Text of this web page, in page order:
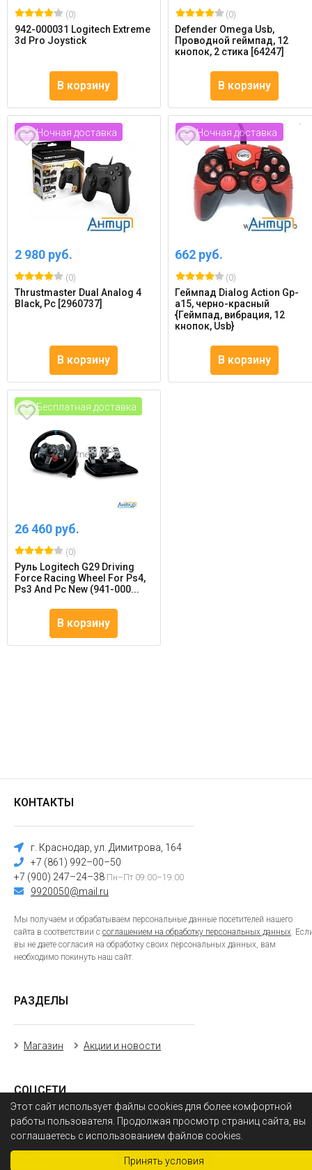
Принять условия
Этот сайт использует файлы cookies для более комфортной
работы пользователя. Продолжая просмотр страниц сайта, вы
соглашаетесь с использованием файлов cookies.
(0)
942-000031 Logitech Extreme
3d Pro Joystick
В корзину
(0)
Defender Omega Usb,
Проводной геймпад, 12
кнопок, 2 стика [64247]
В корзину
Ночная доставка
2 980 руб.
(0)
Thrustmaster Dual Analog 4
Black, Pc [2960737]
В корзину
Ночная доставка
662 руб.
(0)
Геймпад Dialog Action Gp-
a15, черно-красный
{Геймпад, вибрация, 12
кнопок, Usb}
В корзину
Бесплатная доставка
26 460 руб.
(0)
Руль Logitech G29 Driving
Force Racing Wheel For Ps4,
Ps3 And Pc New (941-000...
В корзину
КОНТАКТЫ
г. Краснодар, ул. Димитрова, 164
+7 (861) 992–00–50
+7 (900) 247–24–38 Пн–Пт 09:00–19:00
9920050@mail.ru
Мы получаем и обрабатываем персональные данные посетителей нашего
сайта в соответствии с соглашением на обработку персональных данных.
вы не даете согласия на обработку своих персональных данных, вам
необходимо покинуть наш сайт.
РАЗДЕЛЫ
Магазин Акции и новости
СОЦСЕТИ